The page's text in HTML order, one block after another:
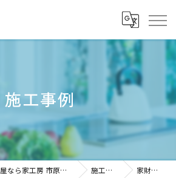
施工事例
千葉県市原市の便利屋なら家工房 市原八幡店 施工事例 家財整理